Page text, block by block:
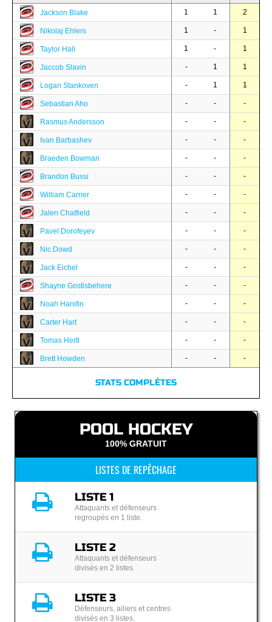
Jackson Blake 1 1 2
Nikolaj Ehlers 1 - 1
Taylor Hall 1 - 1
Jaccob Slavin - 1 1
Logan Stankoven - 1 1
Sebastian Aho - - -
Rasmus Andersson - - -
Ivan Barbashev - - -
Braeden Bowman - - -
Brandon Bussi - - -
William Carrier - - -
Jalen Chatfield - - -
Pavel Dorofeyev - - -
Nic Dowd - - -
Jack Eichel - - -
Shayne Gostisbehere - - -
Noah Hanifin - - -
Carter Hart - - -
Tomas Hertl - - -
Brett Howden - - -
STATS COMPLÈTES
POOL HOCKEY
100% GRATUIT
LISTES DE REPÊCHAGE
LISTE 1
Attaquants et défenseurs
regroupés en 1 liste.
LISTE 2
Attaquants et défenseurs
divisés en 2 listes.
LISTE 3
Défenseurs, ailiers et centres
divisés en 3 listes.